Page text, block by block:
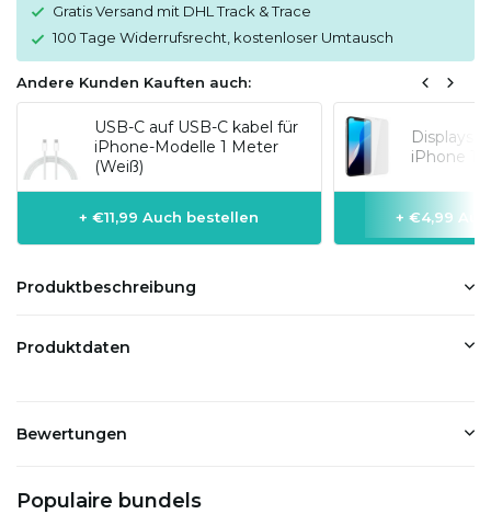
Gratis Versand mit DHL Track & Trace
100 Tage Widerrufsrecht, kostenloser Umtausch
Andere Kunden Kauften auch:
USB-C auf USB-C kabel für
iPhone-Modelle 1 Meter
(Weiß)
+ €11,99 Auch bestellen
iPhone
+ €4,99
Produktbeschreibung
Produktdaten
Bewertungen
Populaire bundels